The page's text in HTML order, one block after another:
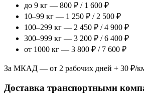
до 9 кг — 800 ₽ / 1 600 ₽
10–99 кг — 1 250 ₽ / 2 500 ₽
100–299 кг — 2 450 ₽ / 4 900 ₽
300–999 кг — 3 200 ₽ / 6 400 ₽
от 1000 кг — 3 800 ₽ / 7 600 ₽
За МКАД — от 2 рабочих дней + 30 ₽/
Доставка транспортными